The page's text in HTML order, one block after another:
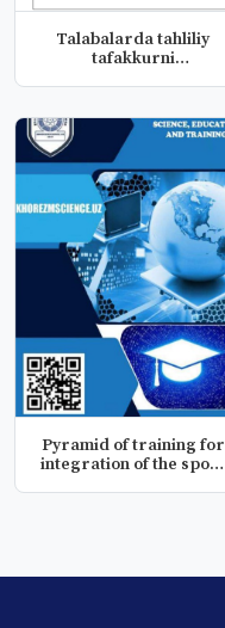
Talabalarda tahliliy
tafakkurni
Pyramid of training for
integration of the sport